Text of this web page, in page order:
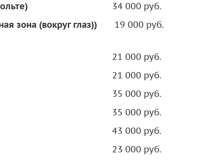
34 000 руб.
зона (вокруг глаз)) 19 000 руб.
21 000 руб.
21 000 руб.
35 000 руб.
35 000 руб.
43 000 руб.
23 000 руб.